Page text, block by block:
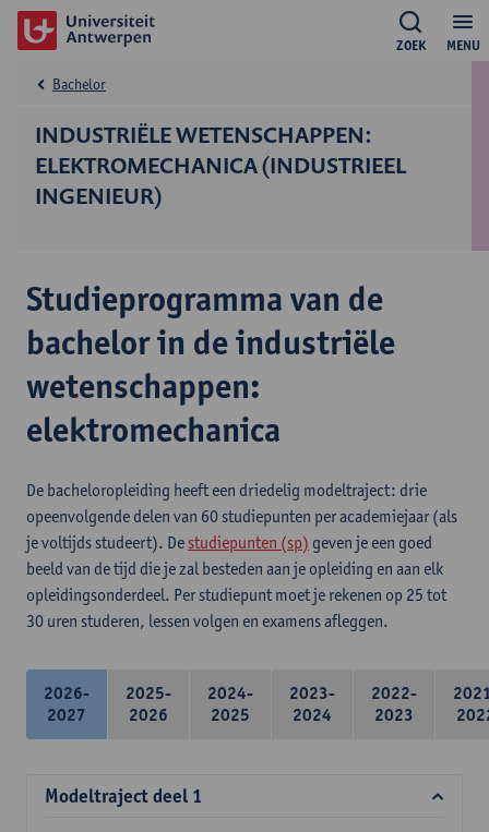
MENU
ZOEK
INDUSTRIËLE WETENSCHAPPEN:
ELEKTROMECHANICA (INDUSTRIEEL
INGENIEUR)
Bachelor
Studieprogramma van de
bachelor in de industriële
wetenschappen:
elektromechanica
De bacheloropleiding heeft een driedelig modeltraject: drie
opeenvolgende delen van 60 studiepunten per academiejaar (als
je voltijds studeert). De studiepunten (sp) geven je een goed
beeld van de tijd die je zal besteden aan je opleiding en aan elk
opleidingsonderdeel. Per studiepunt moet je rekenen op 25 tot
30 uren studeren, lessen volgen en examens afleggen.
2026-
2027
2025-
2026
2024-
2025
2023-
2024
2022-
2023
Modeltraject deel 1